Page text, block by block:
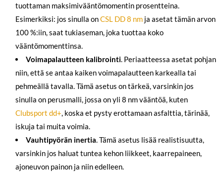
tuottaman maksimivääntömomentin prosentteina.
Esimerkiksi: jos sinulla onCSL DD 8 nm ja asetat tämän arvon
100 %:iin, saat tukiaseman, joka tuottaa koko
vääntömomenttinsa.
Voimapalautteen kalibrointi. Periaatteessa asetat pohjan
niin, että se antaa kaiken voimapalautteen karkealla tai
pehmeällä tavalla. Tämä asetus on tärkeä, varsinkin jos
sinulla on perusmalli, jossa on yli 8 nm vääntöä, kuten
Clubsport dd+, koska et pysty erottamaan asfalttia, tärinää,
iskuja tai muita voimia.
Vauhtipyörän inertia. Tämä asetus lisää realistisuutta,
varsinkin jos haluat tuntea kehon liikkeet, kaarrepaineen,
ajoneuvon painon ja niin edelleen.